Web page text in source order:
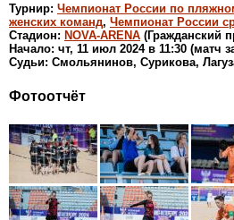
Турнир: Чемпионат России по
женских команд, Чемпионат России
Стадион: NOVA-ARENA (Гражданский
Начало: чт, 11 июл 2024 в 11:30 (матч
Судьи: Смольянинов, Сурикова,
Фотоотчёт